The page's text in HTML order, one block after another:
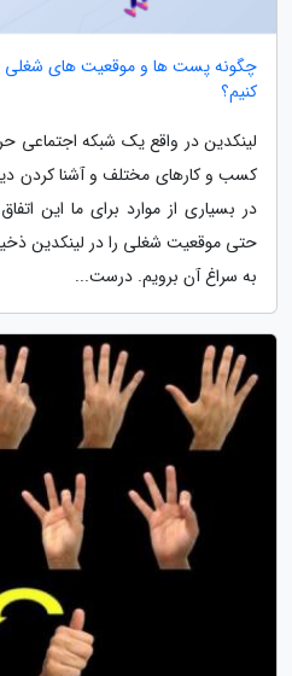
چگونه پست ها و موقعیت های شغلی
کنیم؟
لینکدین در واقع یک شبکه اجتماعی
کسب و کارهای مختلف و آشنا کردن
در بسیاری از موارد برای ما این
حتی موقعیت شغلی را در لینکدین
به سراغ آن برویم. درست...